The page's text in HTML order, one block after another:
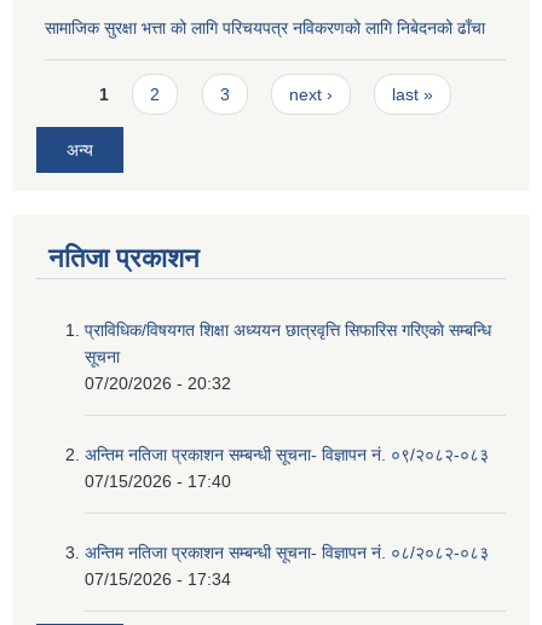
सामाजिक सुरक्षा भत्ता को लागि परिचयपत्र नविकरणको लागि निबेदनको ढाँचा
Pages
1 2 3 next › last »
अन्य
नतिजा प्रकाशन
प्राविधिक/विषयगत शिक्षा अध्ययन छात्रवृत्ति सिफारिस गरिएकाे सम्बन्धि
सूचना
07/20/2026 - 20:32
अन्तिम नतिजा प्रकाशन सम्बन्धी सूचना- विज्ञापन नं. ०९/२०८२-०८३
07/15/2026 - 17:40
अन्तिम नतिजा प्रकाशन सम्बन्धी सूचना- विज्ञापन नं. ०८/२०८२-०८३
07/15/2026 - 17:34